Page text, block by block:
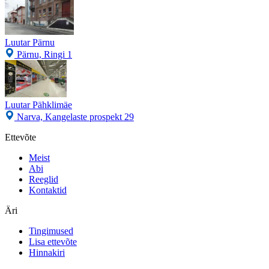
Luutar Pärnu
Pärnu, Ringi 1
Luutar Pähklimäe
Narva, Kangelaste prospekt 29
Ettevõte
Meist
Abi
Reeglid
Kontaktid
Äri
Tingimused
Lisa ettevõte
Hinnakiri